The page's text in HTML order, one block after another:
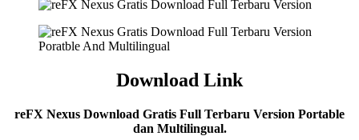
Download Link
reFX Nexus Download Gratis Full Terbaru Version Portable
dan Multilingual.